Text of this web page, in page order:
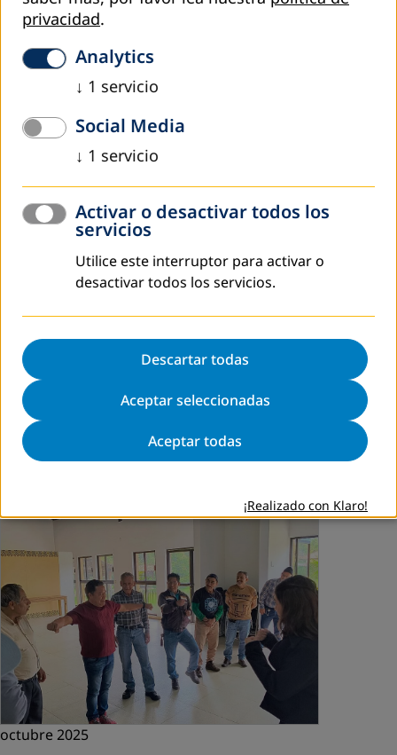
Read more
octubre 2025
DVV International impulsa el autoempleo con
talleres de oficios prácticos en Chiapas
DVV International, en alianza con la Secretaría de la Mujer
e Igualdad de Género (SEMUIGEN), ha puesto en marcha
una serie de Talleres Exprés de formación técnica en
Chiapas, México, con el…
octubre 2025
privacidad.
Analytics
↓ 1 servicio
Social Media
↓ 1 servicio
Activar o desactivar todos los
servicios
Utilice este interruptor para activar o
desactivar todos los servicios.
Descartar todas
Aceptar seleccionadas
Aceptar todas
¡Realizado con Klaro!